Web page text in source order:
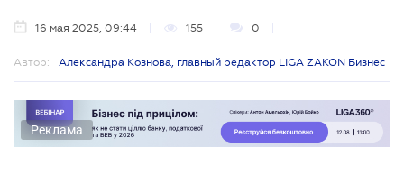
16 мая 2025, 09:44 155 0
Автор: Александра Кознова, главный редактор LIGA ZAKON Бизнес
Реклама